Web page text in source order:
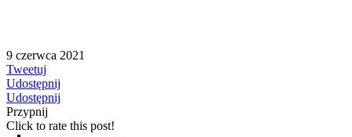
9 czerwca 2021
Tweetuj
Udostępnij
Udostępnij
Przypnij
Click to rate this post!